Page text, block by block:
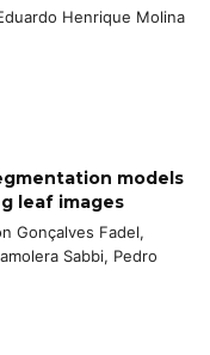
Henrique Molina
models
leaf images
Gonçalves Fadel,
Sabbi, Pedro